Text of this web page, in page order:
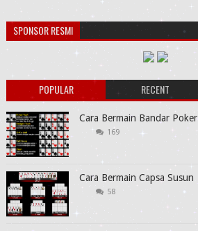
SPONSOR RESMI
POPULAR RECENT
Cara Bermain Bandar Poker
169
Cara Bermain Capsa Susun
58